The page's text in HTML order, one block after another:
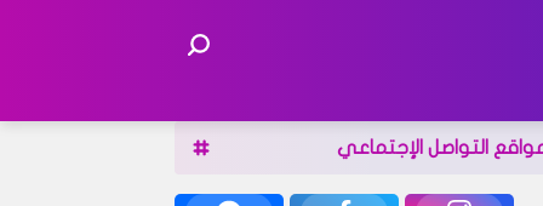
التواصل الإجتماعي